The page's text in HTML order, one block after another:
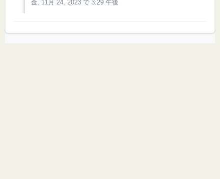
金, 11月 24, 2023 で 3:29 午後